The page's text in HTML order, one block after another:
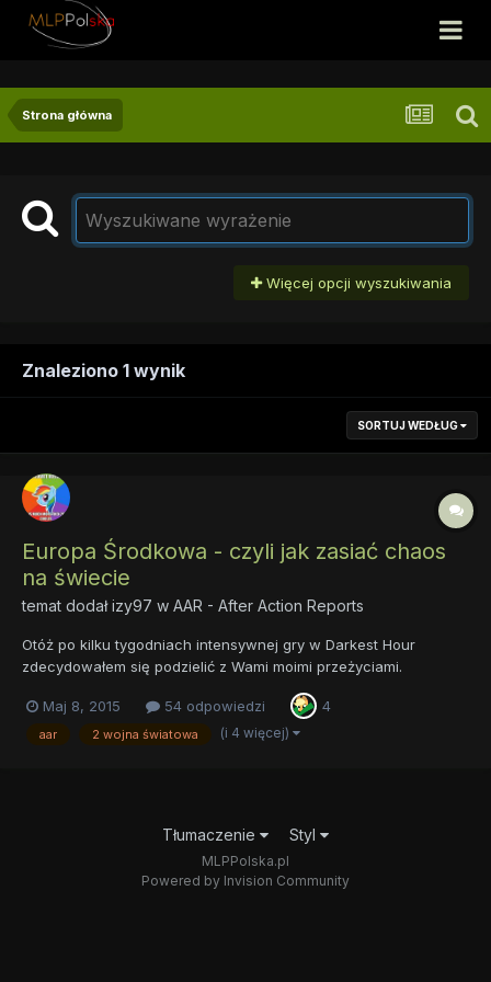
Strona główna
Więcej opcji wyszukiwania
Znaleziono 1 wynik
SORTUJ WEDŁUG
Europa Środkowa - czyli jak zasiać chaos
na świecie
temat dodałizy97 w AAR - After Action Reports
Otóż po kilku tygodniach intensywnej gry w Darkest Hour
zdecydowałem się podzielić z Wami moimi przeżyciami.
nigdy nie grałem przeciwko doświadczonemu graczowi. No
mniejsza z tym. Ekstra dla owego AAR, rozegrałem nową
Maj 8, 2015 54 odpowiedzi 4
aar 2 wojna światowa (i 4 więcej)
Tłumaczenie Styl
MLPPolska.pl
Powered by Invision Community